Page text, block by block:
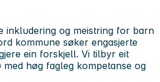
inkludering og meistring for barn
kommune søker engasjerte
ein forskjell. Vi tilbyr eit
med høg fagleg kompetanse og